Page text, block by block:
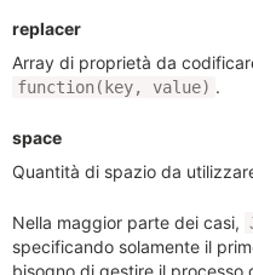
replacer
Array di proprietà da
function(key, value) .
space
Quantità di spazio da
Nella maggior parte dei casi,
specificando solamente il
bisogno di gestire il